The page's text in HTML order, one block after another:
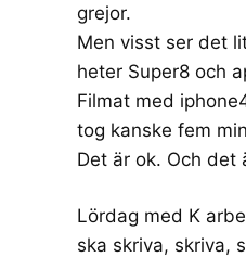
grejor.
Men visst ser det
heter Super8 och
Filmat med
tog kanske fem
Det är ok. Och det
Lördag med K
ska skriva, skriva,